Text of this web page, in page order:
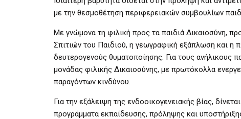
με την θεσμοθέτηση περιφερειακών συμβουλίων
Με γνώμονα τη φιλική προς τα παιδιά Δικαιοσύνη,
Σπιτιών του Παιδιού, η γεωγραφική εξάπλωση και η
δευτερογενούς θυματοποίησης. Για τους ανήλικους
μονάδας φιλικής Δικαιοσύνης, με πρωτόκολλα
παραγόντων κινδύνου.
Για την εξάλειψη της ενδοοικογενειακής βίας,
προγράμματα εκπαίδευσης, πρόληψης και